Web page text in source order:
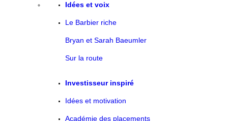
Idées et voix
Le Barbier riche
Bryan et Sarah Baeumler
Sur la route
Investisseur inspiré
Idées et motivation
Académie des placements